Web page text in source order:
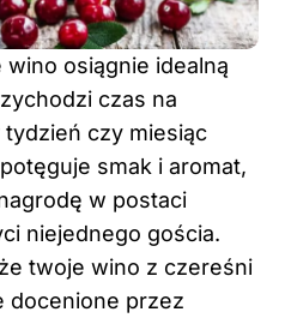
osiągnie idealną
czas na
czy miesiąc
smak i aromat,
w postaci
niejednego gościa.
twoje wino z czereśni
docenione przez